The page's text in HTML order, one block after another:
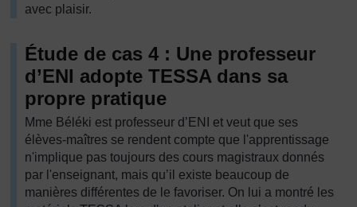
avec plaisir.
Étude de cas 4 : Une professeur
d’ENI adopte TESSA dans sa
propre pratique
Mme Béléki est professeur d’ENI et veut que ses
élèves-maîtres se rendent compte que l'apprentissage
n'implique pas toujours des cours magistraux donnés
par l'enseignant, mais qu’il existe beaucoup de
manières différentes de le favoriser. On lui a montré les